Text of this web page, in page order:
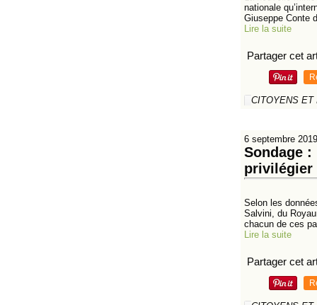
nationale
Giuseppe Conte
Lire la suite
Partager cet
CITOYENS ET
6 septembre 2019
Sondage
privilégier
Selon les
Salvini, du
chacun de ces
Lire la suite
Partager cet